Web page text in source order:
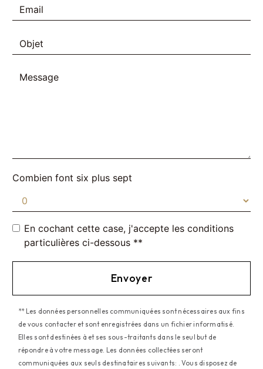
Combien font six plus sept
En cochant cette case, j'accepte les conditions
particulières ci-dessous **
Envoyer
** Les données personnelles communiquées sont nécessaires aux fins
de vous contacter et sont enregistrées dans un fichier informatisé.
Elles sont destinées à et ses sous-traitants dans le seul but de
répondre à votre message. Les données collectées seront
communiquées aux seuls destinataires suivants: . Vous disposez de